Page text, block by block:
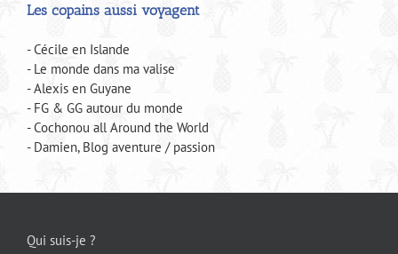
Les copains aussi voyagent
- Cécile en Islande
- Le monde dans ma valise
- Alexis en Guyane
- FG & GG autour du monde
- Cochonou all Around the World
- Damien, Blog aventure / passion
Qui suis-je ?